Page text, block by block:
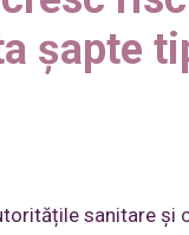
șapte
sanitare și